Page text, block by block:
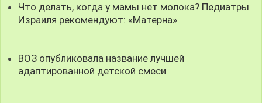
Что делать, когда у мамы нет молока? Педиатры
Израиля рекомендуют: «Матерна»
ВОЗ опубликовала название лучшей
адаптированной детской смеси